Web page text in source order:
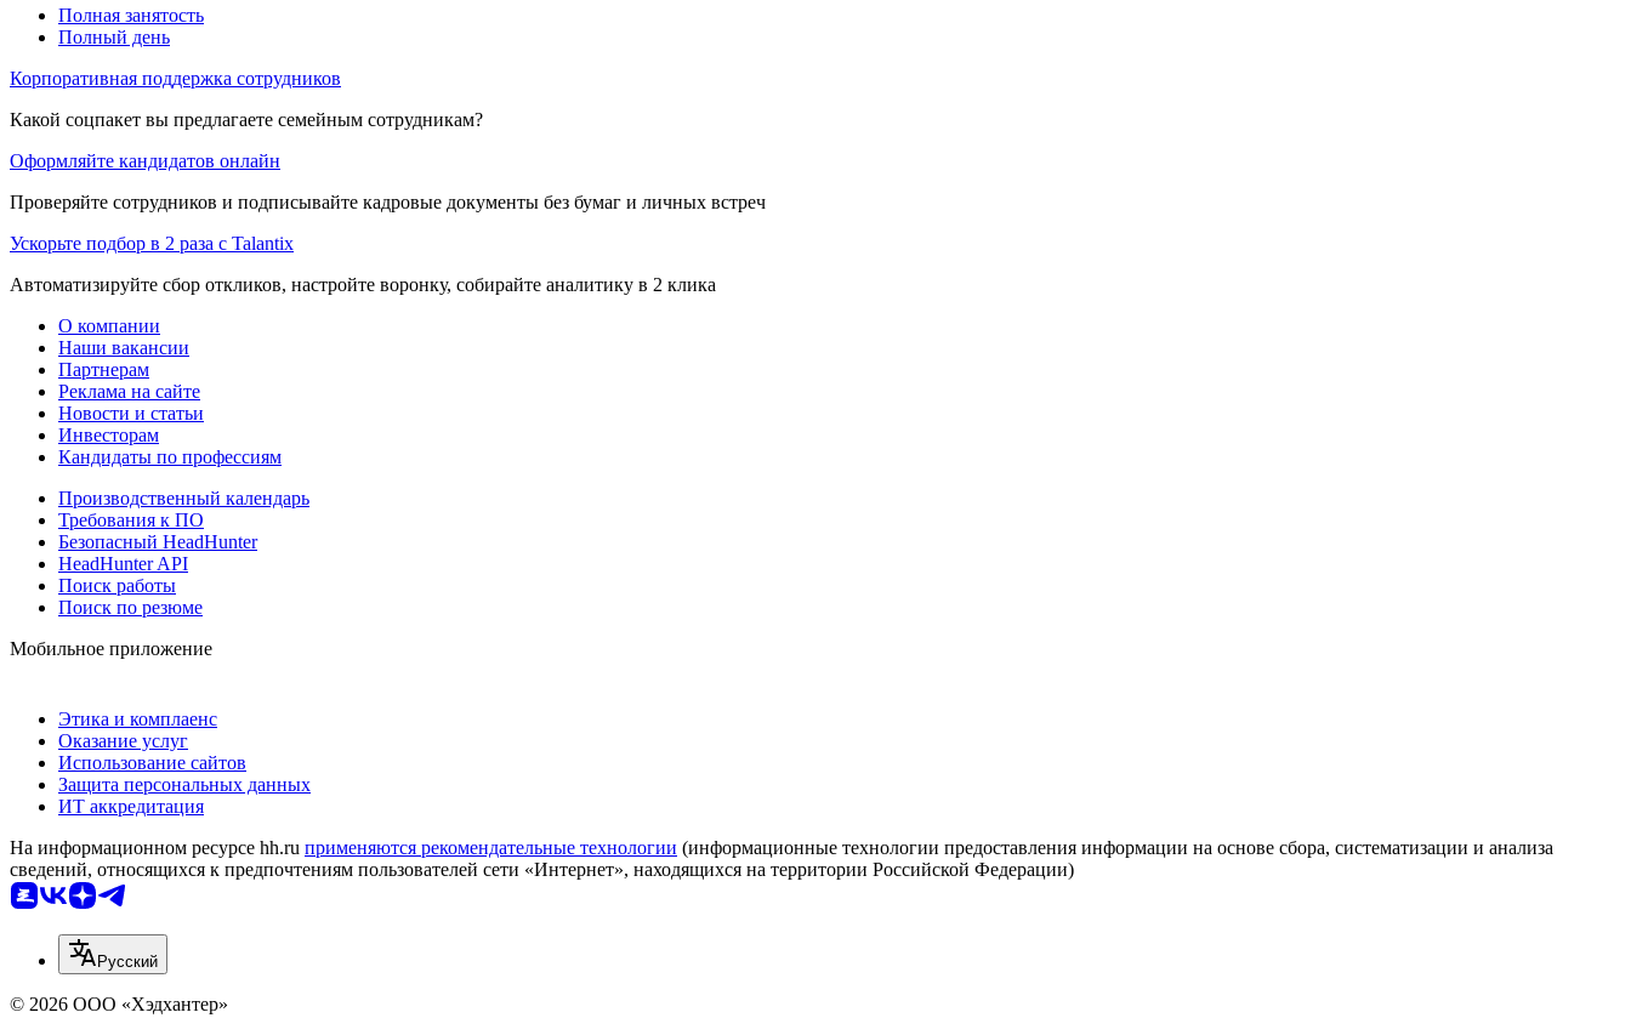
Полная занятость
Полный день
Корпоративная поддержка сотрудников
Какой соцпакет вы предлагаете семейным сотрудникам?
Оформляйте кандидатов онлайн
Проверяйте сотрудников и подписывайте кадровые документы без бумаг и личных встреч
Ускорьте подбор в 2 раза с Talantix
Автоматизируйте сбор откликов, настройте воронку, собирайте аналитику в 2 клика
О компании
Наши вакансии
Партнерам
Реклама на сайте
Новости и статьи
Инвесторам
Кандидаты по профессиям
Производственный календарь
Требования к ПО
Безопасный HeadHunter
HeadHunter API
Поиск работы
Поиск по резюме
Мобильное приложение
Этика и комплаенс
Оказание услуг
Использование сайтов
Защита персональных данных
ИТ аккредитация
На информационном ресурсе hh.ru применяются рекомендательные технологии (информационные технологии предоставления информации на основе сбора, систематизации и анализа
сведений, относящихся к предпочтениям пользователей сети «Интернет», находящихся на территории Российской Федерации)
Русский
© 2026 ООО «Хэдхантер»